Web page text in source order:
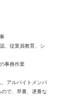
、従業員教育、シ
事務作業
アルバイトメンバ
で、早番、遅番な